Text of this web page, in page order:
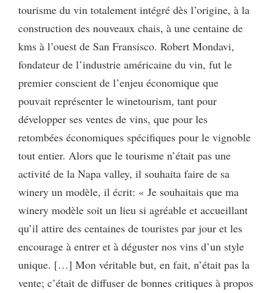
tourisme du vin totalement intégré dès l’origine, à la
construction des nouveaux chais, à une centaine de
kms à l’ouest de San Fransisco. Robert Mondavi,
fondateur de l’industrie américaine du vin, fut le
premier conscient de l’enjeu économique que
pouvait représenter le winetourism, tant pour
développer ses ventes de vins, que pour les
retombées économiques spécifiques pour le vignoble
tout entier. Alors que le tourisme n’était pas une
activité de la Napa valley, il souhaita faire de sa
winery un modèle, il écrit: « Je souhaitais que ma
winery modèle soit un lieu si agréable et accueillant
qu’il attire des centaines de touristes par jour et les
encourage à entrer et à déguster nos vins d’un style
unique. […] Mon véritable but, en fait, n’était pas la
vente; c’était de diffuser de bonnes critiques à propos